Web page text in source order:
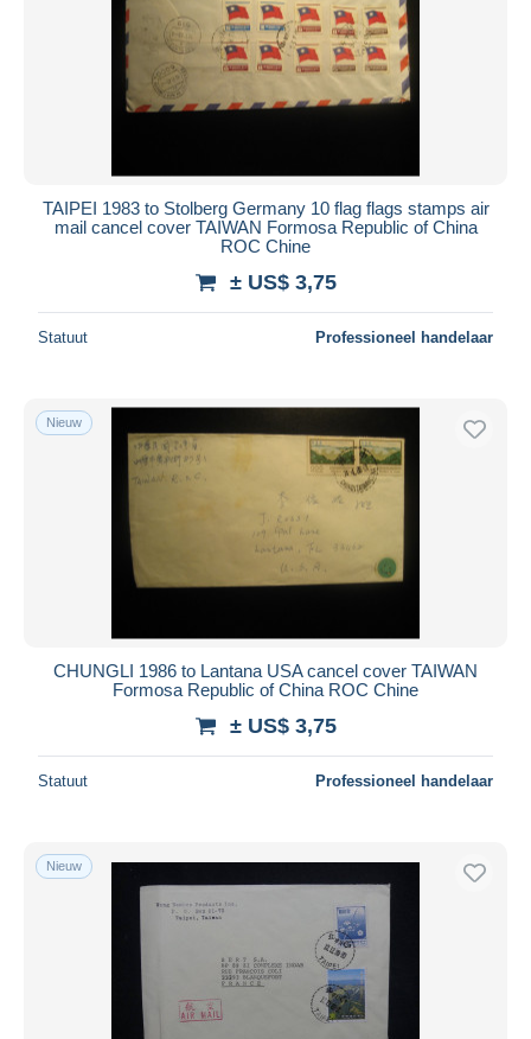
TAIPEI 1983 to Stolberg Germany 10 flag flags stamps air
mail cancel cover TAIWAN Formosa Republic of China
ROC Chine
± US$ 3,75
Statuut Professioneel handelaar
Nieuw
CHUNGLI 1986 to Lantana USA cancel cover TAIWAN
Formosa Republic of China ROC Chine
± US$ 3,75
Statuut Professioneel handelaar
Nieuw